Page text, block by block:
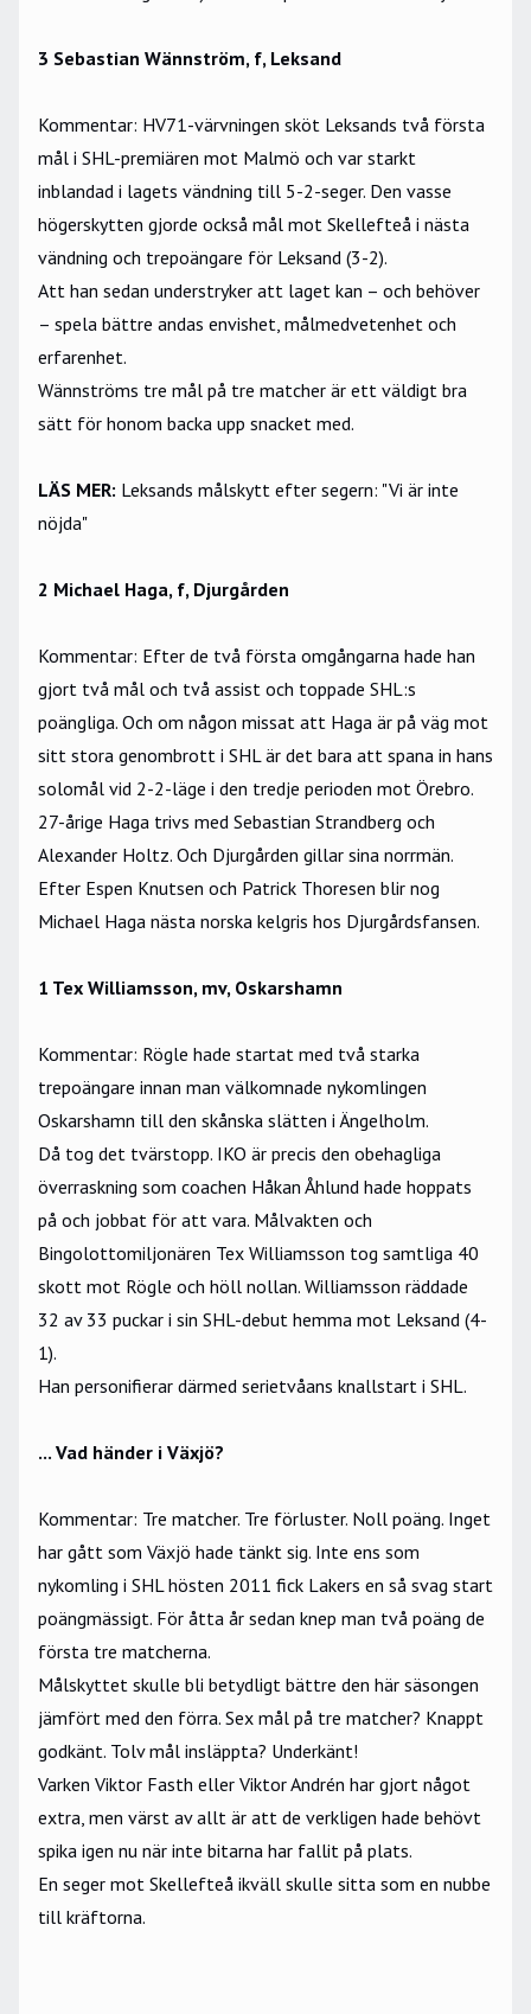
3 Sebastian Wännström, f, Leksand
Kommentar: HV71-värvningen sköt Leksands två första
mål i SHL-premiären mot Malmö och var starkt
inblandad i lagets vändning till 5-2-seger. Den vasse
högerskytten gjorde också mål mot Skellefteå i nästa
vändning och trepoängare för Leksand (3-2).
Att han sedan understryker att laget kan – och behöver
– spela bättre andas envishet, målmedvetenhet och
erfarenhet.
Wännströms tre mål på tre matcher är ett väldigt bra
sätt för honom backa upp snacket med.
LÄS MER: Leksands målskytt efter segern: "Vi är inte
nöjda"
2 Michael Haga, f, Djurgården
Kommentar: Efter de två första omgångarna hade han
gjort två mål och två assist och toppade SHL:s
poängliga. Och om någon missat att Haga är på väg mot
sitt stora genombrott i SHL är det bara att spana in hans
solomål vid 2-2-läge i den tredje perioden mot Örebro.
27-årige Haga trivs med Sebastian Strandberg och
Alexander Holtz. Och Djurgården gillar sina norrmän.
Efter Espen Knutsen och Patrick Thoresen blir nog
Michael Haga nästa norska kelgris hos Djurgårdsfansen.
1 Tex Williamsson, mv, Oskarshamn
Kommentar: Rögle hade startat med två starka
trepoängare innan man välkomnade nykomlingen
Oskarshamn till den skånska slätten i Ängelholm.
Då tog det tvärstopp. IKO är precis den obehagliga
överraskning som coachen Håkan Åhlund hade hoppats
på och jobbat för att vara. Målvakten och
Bingolottomiljonären Tex Williamsson tog samtliga 40
skott mot Rögle och höll nollan. Williamsson räddade
32 av 33 puckar i sin SHL-debut hemma mot Leksand (4-
1).
Han personifierar därmed serietvåans knallstart i SHL.
... Vad händer i Växjö?
Kommentar: Tre matcher. Tre förluster. Noll poäng. Inget
har gått som Växjö hade tänkt sig. Inte ens som
nykomling i SHL hösten 2011 fick Lakers en så svag start
poängmässigt. För åtta år sedan knep man två poäng de
första tre matcherna.
Målskyttet skulle bli betydligt bättre den här säsongen
jämfört med den förra. Sex mål på tre matcher? Knappt
godkänt. Tolv mål insläppta? Underkänt!
Varken Viktor Fasth eller Viktor Andrén har gjort något
extra, men värst av allt är att de verkligen hade behövt
spika igen nu när inte bitarna har fallit på plats.
En seger mot Skellefteå ikväll skulle sitta som en nubbe
till kräftorna.